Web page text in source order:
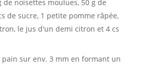
de noisettes moulues, 50 g de
de sucre, 1 petite pomme râpée,
le jus d'un demi citron et 4 cs
pain sur env. 3 mm en formant un